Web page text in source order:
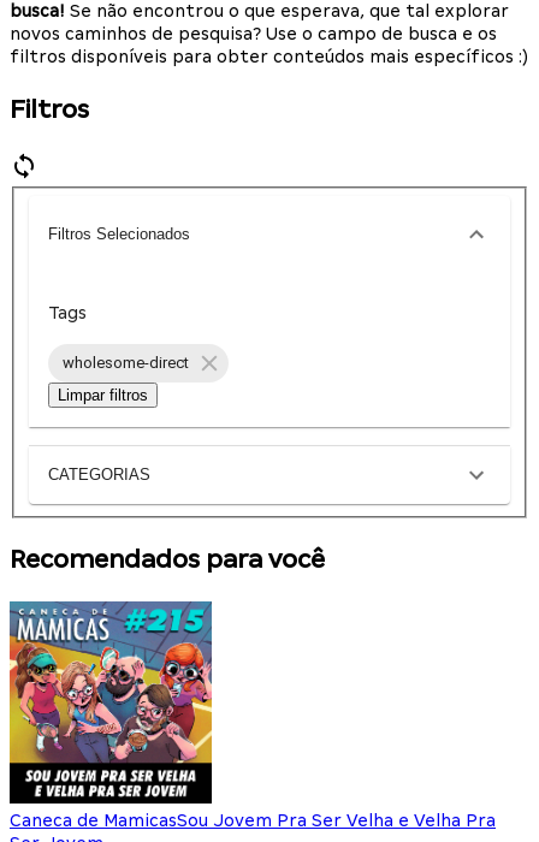
busca! Se não encontrou o que esperava, que tal explorar
novos caminhos de pesquisa? Use o campo de busca e os
filtros disponíveis para obter conteúdos mais específicos :)
Filtros
Filtros Selecionados
Tags
wholesome-direct
Limpar filtros
CATEGORIAS
Recomendados para você
Caneca de MamicasSou Jovem Pra Ser Velha e Velha Pra